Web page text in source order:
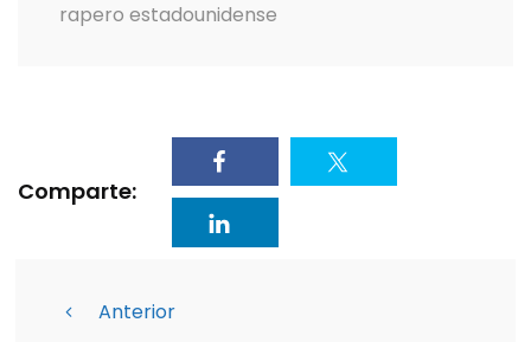
rapero estadounidense
Comparte:
Anterior